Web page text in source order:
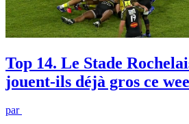
Top 14. Le Stade
jouent-ils déjà gros ce
par